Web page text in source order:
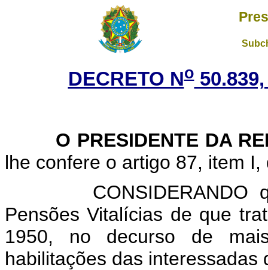
DECRETO No50.839,
O PRESIDENTE DA
lhe confere o artigo 87, item
CONSIDERANDO que
Pensões Vitalícias de que
1950, no decurso de
habilitações das